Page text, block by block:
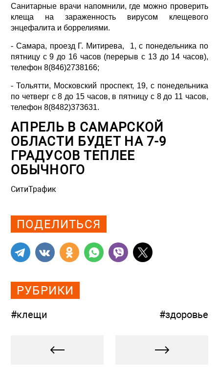
Санитарные врачи напомнили, где можно проверить
клеща на зараженность вирусом клещевого
энцефалита и боррелиями.
- Самара, проезд Г. Митирева, 1, с понедельника по
пятницу с 9 до 16 часов (перерыв с 13 до 14 часов),
телефон 8(846)2738166;
- Тольятти, Московский проспект, 19, с понедельника
по четверг с 8 до 15 часов, в пятницу с 8 до 11 часов,
телефон 8(8482)373631.
АПРЕЛЬ В САМАРСКОЙ
ОБЛАСТИ БУДЕТ НА 7-9
ГРАДУСОВ ТЕПЛЕЕ
ОБЫЧНОГО
СитиТрафик
ПОДЕЛИТЬСЯ
РУБРИКИ
#клещи #здоровье